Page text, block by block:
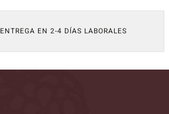
ENTREGA EN 2-4 DÍAS LABORALES